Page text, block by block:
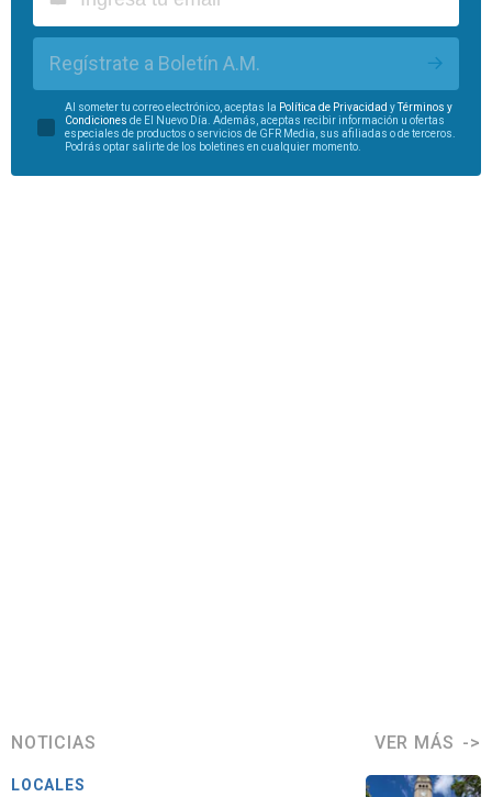
Regístrate a Boletín A.M.
Al someter tu correo electrónico, aceptas la Política de Privacidad yTérminos y
Condiciones de El Nuevo Día. Además, aceptas recibir información u ofertas
especiales de productos o servicios de GFR Media, sus afiliadas o de terceros.
Podrás optar salirte de los boletines en cualquier momento.
NOTICIAS VER MÁS
LOCALES